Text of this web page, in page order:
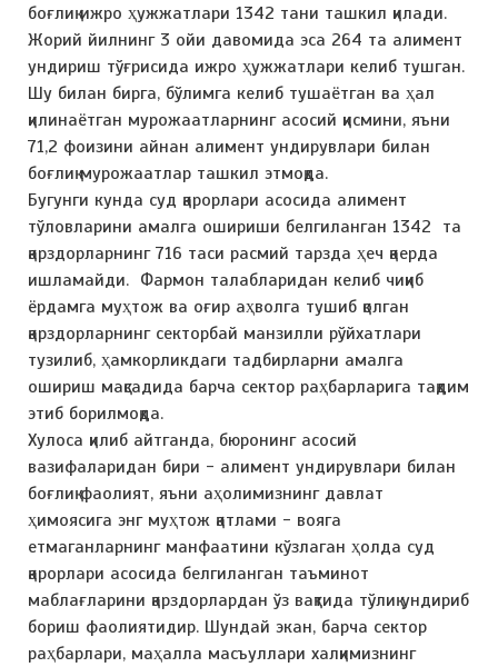
боғлиқ ижро ҳужжатлари 1342 тани ташкил қилади.
Жорий йилнинг 3 ойи давомида эса 264 та алимент
ундириш тўғрисида ижро ҳужжатлари келиб тушган.
Шу билан бирга, бўлимга келиб тушаётган ва ҳал
қилинаётган мурожаатларнинг асосий қисмини, яъни
71,2 фоизини айнан алимент ундирувлари билан
боғлиқ мурожаатлар ташкил этмоқда.
Бугунги кунда суд қарорлари асосида алимент
тўловларини амалга ошириши белгиланган 1342 та
қарздорларнинг 716 таси расмий тарзда ҳеч қаерда
ишламайди. Фармон талабларидан келиб чиқиб
ёрдамга муҳтож ва оғир аҳволга тушиб қолган
қарздорларнинг секторбай манзилли рўйхатлари
тузилиб, ҳамкорликдаги тадбирларни амалга
ошириш мақсадида барча сектор раҳбарларига тақдим
этиб борилмоқда.
Хулоса қилиб айтганда, бюронинг асосий
вазифаларидан бири - алимент ундирувлари билан
боғлиқ фаолият, яъни аҳолимизнинг давлат
ҳимоясига энг муҳтож қатлами - вояга
етмаганларнинг манфаатини кўзлаган ҳолда суд
қарорлари асосида белгиланган таъминот
маблағларини қарздорлардан ўз вақтида тўлиқ ундириб
бориш фаолиятидир. Шундай экан, барча сектор
раҳбарлари, маҳалла масъуллари халқимизнинг